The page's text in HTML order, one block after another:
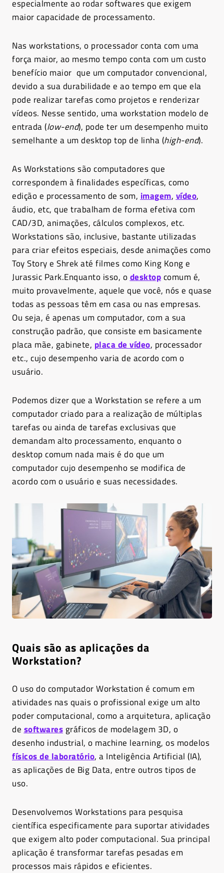
especialmente ao rodar softwares que exigem
maior capacidade de processamento.
Nas workstations, o processador conta com uma
força maior, ao mesmo tempo conta com um custo
benefício maior que um computador convencional,
devido a sua durabilidade e ao tempo em que ela
pode realizar tarefas como projetos e renderizar
vídeos. Nesse sentido, uma workstation modelo de
entrada (low-end), pode ter um desempenho muito
semelhante a um desktop top de linha (high-end).
As Workstations são computadores que
correspondem à finalidades específicas, como
edição e processamento de som,imagem,vídeo,
áudio, etc, que trabalham de forma efetiva com
CAD/3D, animações, cálculos complexos, etc.
Workstations são, inclusive, bastante utilizadas
para criar efeitos especiais, desde animações como
Toy Story e Shrek até filmes como King Kong e
Jurassic Park.Enquanto isso, odesktopcomum é,
muito provavelmente, aquele que você, nós e quase
todas as pessoas têm em casa ou nas empresas.
Ou seja, é apenas um computador, com a sua
construção padrão, que consiste em basicamente
placa mãe, gabinete, placa de vídeo, processador
etc., cujo desempenho varia de acordo com o
usuário.
Podemos dizer que a Workstation se refere a um
computador criado para a realização de múltiplas
tarefas ou ainda de tarefas exclusivas que
demandam alto processamento, enquanto o
desktop comum nada mais é do que um
computador cujo desempenho se modifica de
acordo com o usuário e suas necessidades.
Quais são as aplicações da
Workstation?
O uso do computador Workstation é comum em
atividades nas quais o profissional exige um alto
poder computacional, como a arquitetura, aplicação
de softwares gráficos de modelagem 3D, o
desenho industrial, o machine learning, os modelos
físicos de laboratório, a Inteligência Artificial (IA),
as aplicações de Big Data, entre outros tipos de
uso.
Desenvolvemos Workstations para pesquisa
científica especificamente para suportar atividades
que exigem alto poder computacional. Sua principal
aplicação é transformar tarefas pesadas em
processos mais rápidos e eficientes.